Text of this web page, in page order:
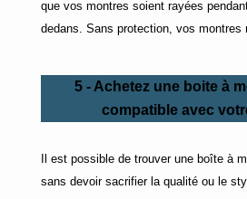
que vos montres soient rayées
dedans. Sans protection, vos montres
5 - Achetez une boite à
compatible avec
Il est possible de trouver une boîte à
sans devoir sacrifier la qualité ou le